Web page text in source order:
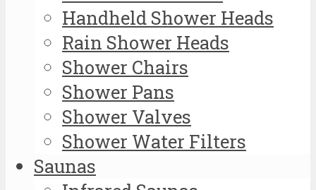
Handheld Shower Heads
Rain Shower Heads
Shower Chairs
Shower Pans
Shower Valves
Shower Water Filters
Saunas